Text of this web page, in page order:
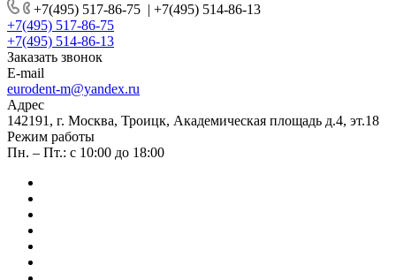
+7(495) 517-86-75 | +7(495) 514-86-13
+7(495) 517-86-75
+7(495) 514-86-13
Заказать звонок
E-mail
eurodent-m@yandex.ru
Адрес
142191, г. Москва, Троицк, Академическая площадь д.4, эт.18
Режим работы
Пн. – Пт.: с 10:00 до 18:00